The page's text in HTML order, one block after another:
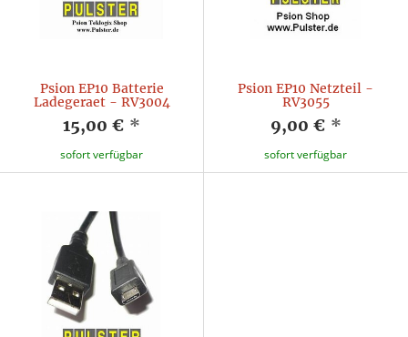
Psion EP10 Batterie
Ladegeraet - RV3004
15,00 € *
sofort verfügbar
Psion EP10 Netzteil -
RV3055
9,00 € *
sofort verfügbar